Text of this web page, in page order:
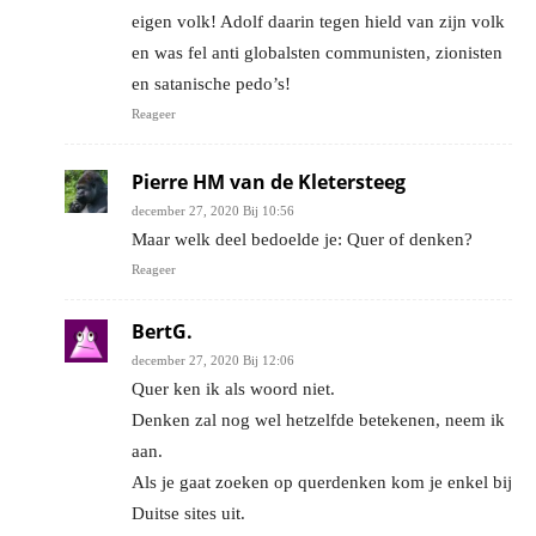
eigen volk! Adolf daarin tegen hield van zijn volk
en was fel anti globalsten communisten, zionisten
en satanische pedo’s!
Reageer
Pierre HM van de Kletersteeg
december 27, 2020 Bij 10:56
Maar welk deel bedoelde je: Quer of denken?
Reageer
BertG.
december 27, 2020 Bij 12:06
Quer ken ik als woord niet.
Denken zal nog wel hetzelfde betekenen, neem ik
aan.
Als je gaat zoeken op querdenken kom je enkel bij
Duitse sites uit.